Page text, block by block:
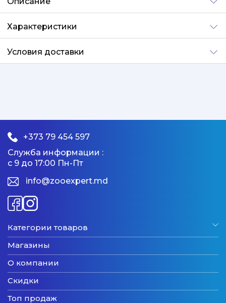
Характеристики
Условия доставки
+373 79 454 597
Служба информации :
с 9 до 17:00 Пн-Пт
info@zooexpert.md
Категории товаров
Магазины
О компании
Скидки
Топ продаж